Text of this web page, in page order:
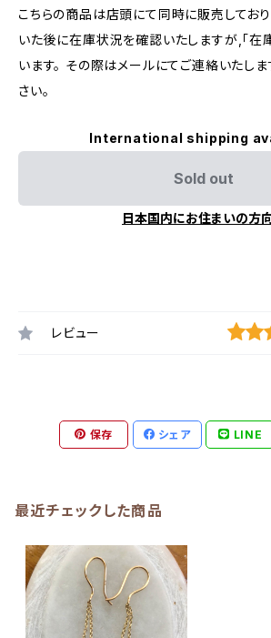
こちらの商品は店頭にて同時に販売してお
いた後に在庫状況を確認いたしますが,「在
います。 その際はメールにてご連絡いたしま
さい。
International shipping
Sold out
日本国内にお住まいの方
レビュー
保存 シェア LINE
最近チェックした商品